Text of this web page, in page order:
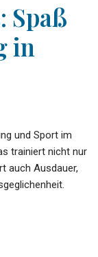
Spaß
in
und Sport im
trainiert nicht nur
auch Ausdauer,